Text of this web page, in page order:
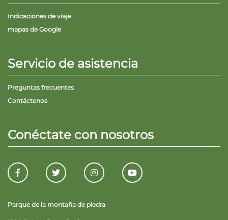
Indicaciones de viaje
mapas de Google
Servicio de asistencia
Preguntas frecuentes
Contáctenos
Conéctate con nosotros
Parque de la montaña de piedra